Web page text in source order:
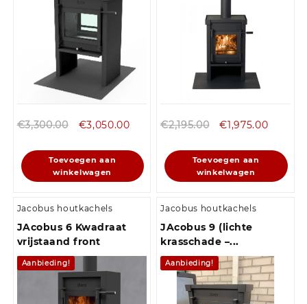
€3,300.00 €3,050.00
Toevoegen aan
winkelwagen
€2,195.00 €1,975.00
Toevoegen aan
winkelwagen
Jacobus houtkachels
JAcobus 6 Kwadraat
vrijstaand front
Aanbieding!
Jacobus houtkachels
JAcobus 9 (lichte
krasschade –...
Aanbieding!